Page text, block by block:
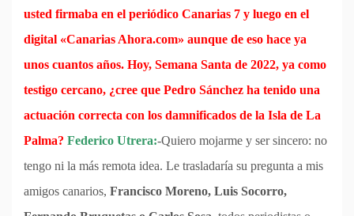
usted firmaba en el periódico Canarias 7 y luego en el
digital «Canarias Ahora.com» aunque de eso hace ya
unos cuantos años. Hoy, Semana Santa de 2022, ya como
testigo cercano, ¿cree que Pedro Sánchez ha tenido una
actuación correcta con los damnificados de la Isla de La
Palma? Federico Utrera:-Quiero mojarme y ser sincero: no
tengo ni la más remota idea. Le trasladaría su pregunta a mis
amigos canarios, Francisco Moreno, Luis Socorro,